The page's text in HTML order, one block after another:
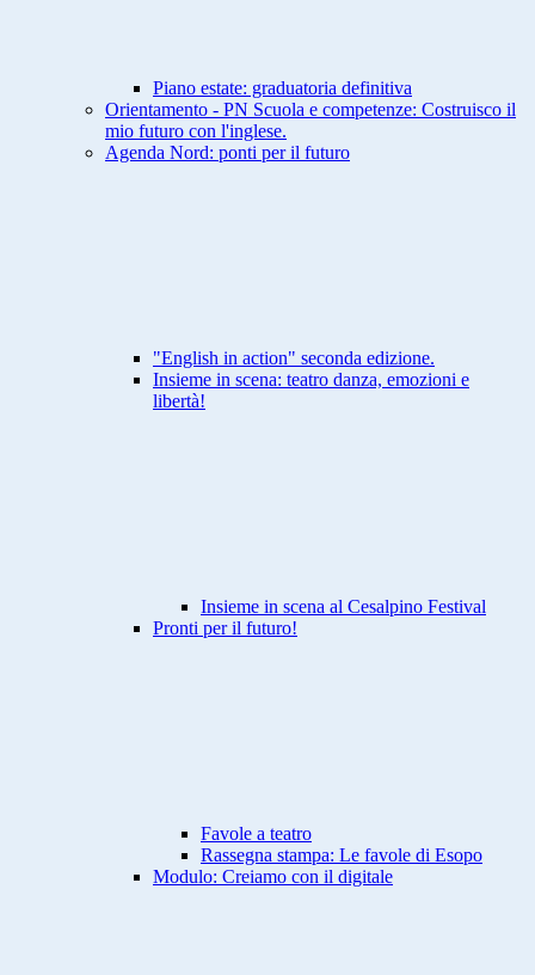
Piano estate: graduatoria definitiva
Orientamento - PN Scuola e competenze: Costruisco il
mio futuro con l'inglese.
Agenda Nord: ponti per il futuro
"English in action" seconda edizione.
Insieme in scena: teatro danza, emozioni e
libertà!
Insieme in scena al Cesalpino Festival
Pronti per il futuro!
Favole a teatro
Rassegna stampa: Le favole di Esopo
Modulo: Creiamo con il digitale